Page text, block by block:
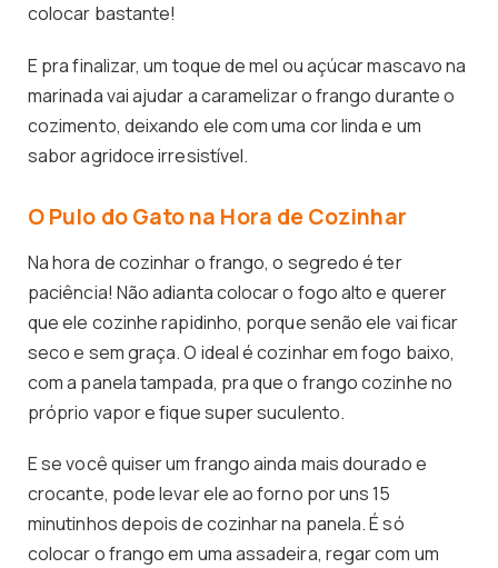
colocar bastante!
E pra finalizar, um toque de mel ou açúcar mascavo na
marinada vai ajudar a caramelizar o frango durante o
cozimento, deixando ele com uma cor linda e um
sabor agridoce irresistível.
O Pulo do Gato na Hora de Cozinhar
Na hora de cozinhar o frango, o segredo é ter
paciência! Não adianta colocar o fogo alto e querer
que ele cozinhe rapidinho, porque senão ele vai ficar
seco e sem graça. O ideal é cozinhar em fogo baixo,
com a panela tampada, pra que o frango cozinhe no
próprio vapor e fique super suculento.
E se você quiser um frango ainda mais dourado e
crocante, pode levar ele ao forno por uns 15
minutinhos depois de cozinhar na panela. É só
colocar o frango em uma assadeira, regar com um